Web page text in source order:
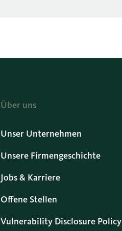
Über uns
Unser Unternehmen
Unsere Firmengeschichte
Jobs & Karriere
Offene Stellen
Vulnerability Disclosure Policy